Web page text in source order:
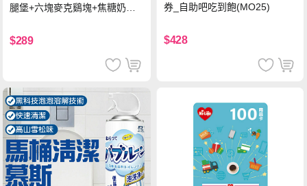
腿堡+六塊麥克鷄塊+焦糖奶茶
$289
券_自助吧吃到飽(MO25)
$428